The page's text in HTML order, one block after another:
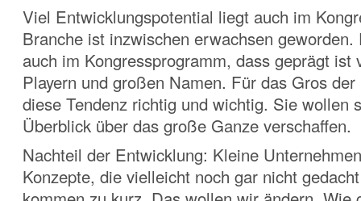
Viel Entwicklungspotential liegt auch im
Branche ist inzwischen erwachsen
auch im Kongressprogramm, dass geprägt ist
Playern und großen Namen. Für das Gros
diese Tendenz richtig und wichtig. Sie wollen
Überblick über das große Ganze verschaffen.
Nachteil der Entwicklung: Kleine
Konzepte, die vielleicht noch gar nicht